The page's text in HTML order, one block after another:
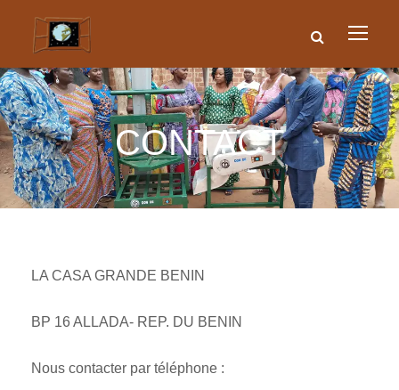
CONTACT
LA CASA GRANDE BENIN
BP 16 ALLADA- REP. DU BENIN
Nous contacter par téléphone :